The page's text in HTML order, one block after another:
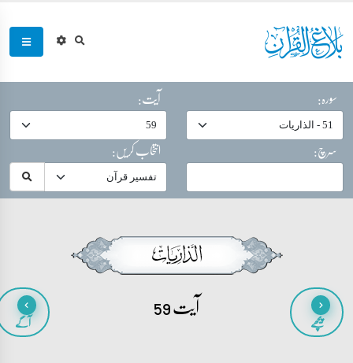
سورہ:
آیت:
سرچ:
انتخاب کریں:
پیچھے آیت 59 آگے